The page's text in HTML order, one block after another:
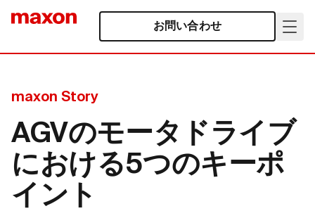
お問い合わせ
maxon Story
AGVのモータドライブ
における5つのキーポ
イント